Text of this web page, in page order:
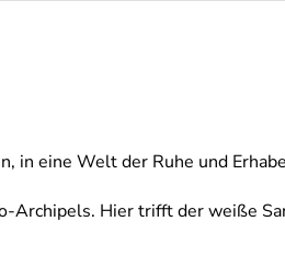
in eine Welt der Ruhe und
Hier trifft der weiße